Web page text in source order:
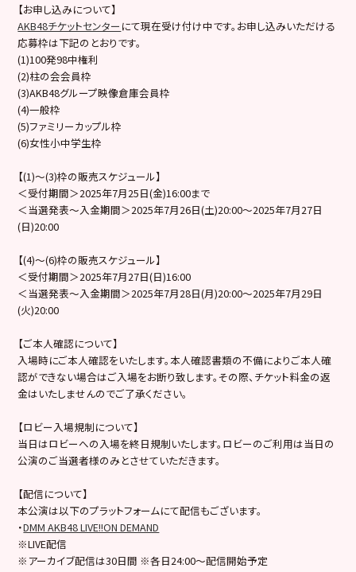
【お申し込みについて】
AKB48チケットセンター にて現在受け付け中です。お申し込みいただける
応募枠は下記のとおりです。
(1)100発98中権利
(2)柱の会会員枠
(3)AKB48グループ映像倉庫会員枠
(4)一般枠
(5)ファミリーカップル枠
(6)女性小中学生枠
【(1)～(3)枠の販売スケジュール】
＜受付期間＞2025年7月25日(金)16:00まで
＜当選発表～入金期間＞2025年7月26日(土)20:00～2025年7月27日
(日)20:00
【(4)～(6)枠の販売スケジュール】
＜受付期間＞2025年7月27日(日)16:00
＜当選発表～入金期間＞2025年7月28日(月)20:00～2025年7月29日
(火)20:00
【ご本人確認について】
入場時にご本人確認をいたします。本人確認書類の不備によりご本人確
認ができない場合はご入場をお断り致します。その際、チケット料金の返
金はいたしませんのでご了承ください。
【ロビー入場規制について】
当日はロビーへの入場を終日規制いたします。ロビーのご利用は当日の
公演のご当選者様のみとさせていただきます。
【配信について】
本公演は以下のプラットフォームにて配信もございます。
・DMM AKB48 LIVE!!ON DEMAND
※LIVE配信
※アーカイブ配信は30日間 ※各日24:00～配信開始予定